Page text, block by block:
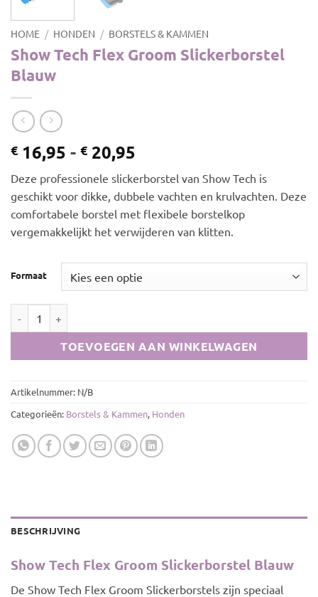
HOME / HONDEN / BORSTELS & KAMMEN
Show Tech Flex Groom Slickerborstel
Blauw
€ 16,95 - € 20,95
€ 16,95
tot
€ 20,95
Deze professionele slickerborstel van Show Tech is
geschikt voor dikke, dubbele vachten en krulvachten. Deze
comfortabele borstel met flexibele borstelkop
vergemakkelijkt het verwijderen van klitten.
Formaat
TOEVOEGEN AAN WINKELWAGEN
Artikelnummer: N/B
Categorieën: Borstels & Kammen, Honden
BESCHRIJVING
Show Tech Flex Groom Slickerborstel Blauw
De Show Tech Flex Groom Slickerborstels zijn speciaal